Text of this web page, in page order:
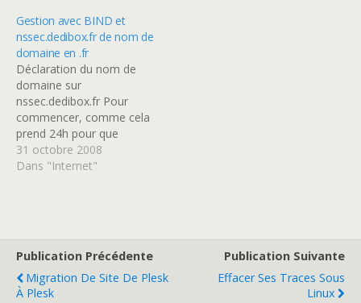
Mails il faut savoir que je
m'en sert aussi bien de
LAMP…
Gestion avec BIND et
nssec.dedibox.fr de nom de
domaine en .fr
Déclaration du nom de
domaine sur
nssec.dedibox.fr Pour
commencer, comme cela
prend 24h pour que
nssec.dedibox.fr se mette
à jour, vous devez ajouter
secondaire prends 24
heures environs (toutes
les nuits…
31 octobre 2008
Dans "Internet"
Publication Précédente
Migration De Site De Plesk
À Plesk
Publication Suivante
Effacer Ses Traces Sous
Linux